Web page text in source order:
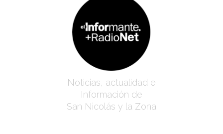
Noticias, actualidad e
Información de
San Nicolás y la Zona